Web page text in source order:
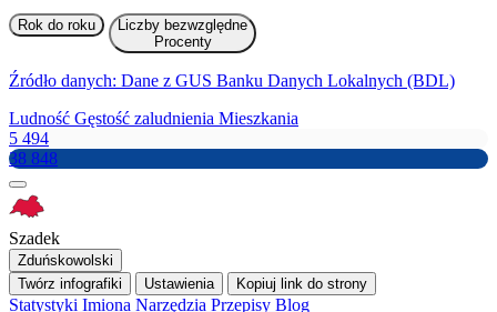
Rok do roku
Liczby bezwzględne
Procenty
Źródło danych: Dane z GUS Banku Danych Lokalnych (BDL)
Ludność Gęstość zaludnienia Mieszkania
5 494
38 848
Szadek
Zduńskowolski
Twórz infografiki
Ustawienia Kopiuj link do strony
Statystyki Imiona Narzędzia Przepisy Blog